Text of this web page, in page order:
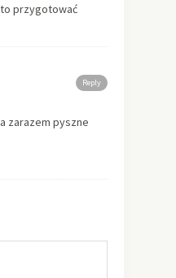
przygotować
Reply
zarazem pyszne